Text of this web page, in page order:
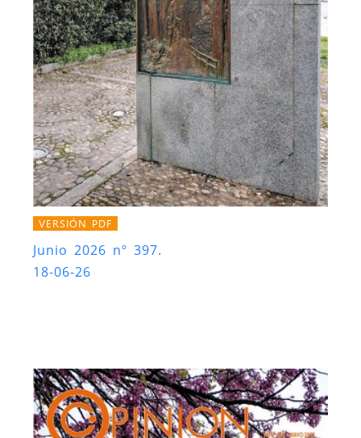
VERSIÓN PDF
Junio 2026 nº 397.
18-06-26